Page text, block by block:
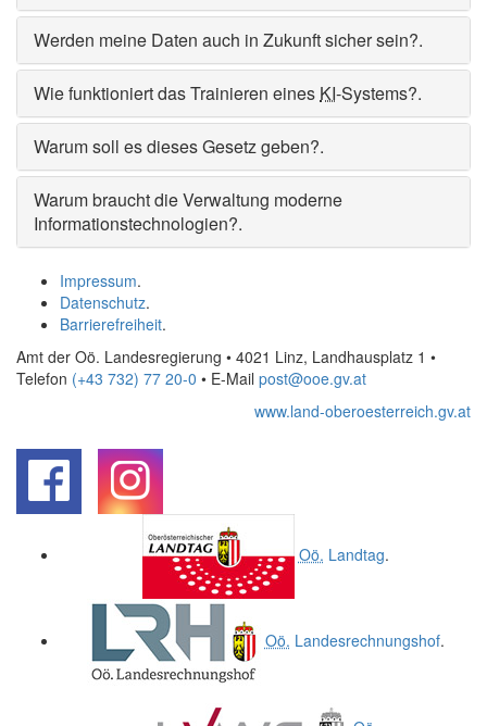
Werden meine Daten auch in Zukunft sicher sein?.
Wie funktioniert das Trainieren eines KI-Systems?.
Warum soll es dieses Gesetz geben?.
Warum braucht die Verwaltung moderne
Informationstechnologien?.
Impressum.
Datenschutz.
Barrierefreiheit.
Amt der Oö. Landesregierung • 4021 Linz, Landhausplatz 1 •
Telefon (+43 732) 77 20-0 • E-Mail post@ooe.gv.at
www.land-oberoesterreich.gv.at
Oö. Landtag.
Oö. Landesrechnungshof.